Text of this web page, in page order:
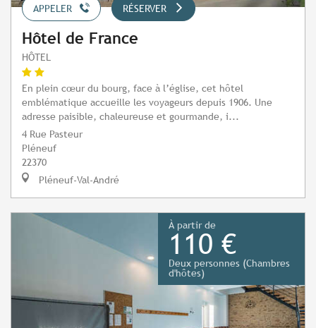
APPELER RÉSERVER
Hôtel de France
HÔTEL
En plein cœur du bourg, face à l’église, cet hôtel
emblématique accueille les voyageurs depuis 1906. Une
adresse paisible, chaleureuse et gourmande, i...
4 Rue Pasteur
Pléneuf
22370
Pléneuf-Val-André
À partir de
110 €
Deux personnes (Chambres
d'hôtes)